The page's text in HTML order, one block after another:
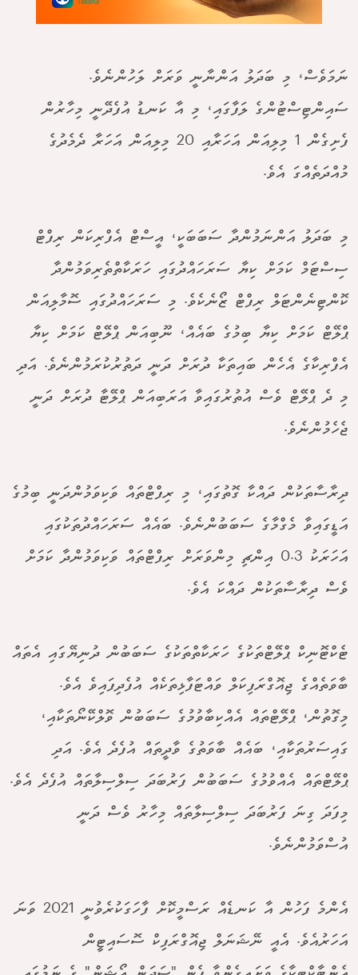
ނަމަވެސް، މި ބަދަލު އަންނާނީ ވަރަށް ލަހުންނެވެ.
ސައިންޓިސްޓުންގެ ލަފާގައި، މި އާ ކަނޑު އުފެދޭނީ މިހާރުން
ފެށިގެން 1 މިލިއަން އަހަރާއި 20 މިލިއަން އަހަރާ ދެމެދުގެ
މުއްދަތެއްގަ އެވެ.
މި ބަދަލު އަންނަމުންދާ ސަބަބަކީ، އީސްޓް އެފްރިކަން ރިފްޓް
ސިސްޓަމް ކަމަށް ކިޔާ ސަރަހައްދުގައި ހަރަކާތްތެރިވަމުންދާ
ކޮންޓިނެންޓަލް ރިފްޓް ޒޯނެކެވެ. މި ސަރަހައްދުގައި ސޮމާލިއަން
ޕްލޭޓް ކަމަށް ކިޔާ ބިމުގެ ބައެއް، ނޫބިއަން ޕްލޭޓް ކަމަށް ކިޔާ
އެފްރިކާގެ އެހެން ބައިތަކާ ދުރަށް ދަނީ ދަތުރުކުރަމުންނެވެ. އަދި
މި ދެ ޕްލޭޓް ވެސް އުތުރުގައިވާ އަރަބިއަން ޕްލޭޓާ ދުރަށް ދަނީ
ޖެހެމުންނެވެ.
ދިރާސާތަކުން ދައްކާ ގޮތުގައި، މި ރިފްޓްތައް ވަކިވަމުންދަނީ ބިމުގެ
އަޑީގައިވާ މެގްމާގެ ސަބަބުންނެވެ. ބައެއް ސަރަހައްދުތަކުގައި
އަހަރަކު 0.3 އިންޗި މިންވަރަށް ރިފްޓްތައް ވަކިވަމުންދާ ކަމަށް
ވެސް ދިރާސާތަކުން ދައްކަ އެވެ.
ޓެކްޓޮނިކް ޕްލޭޓްތަކުގެ ހަރަކާތްތަކުގެ ސަބަބުން ދުނިޔޭގައި އެތައް
ބާވަތެއްގެ ޖިއޮގްރަފިކަލް ވައްޓަފާޅިތަކެއް އުފެދިފައިވެ އެވެ.
މިގޮތުން، ޕްލޭޓްތައް އެއްކިބާވުމުގެ ސަބަބުން ވޮލްކޭނޯތަކާއި،
ގައިސަރުތަކާއި، ބައެއް ބާވަތުގެ ވާދީތައް އުފެދެ އެވެ. އަދި
ޕްލޭޓްތައް އެއްވުމުގެ ސަބަބުން ފަރުބަދަ ސިލްސިލާތައް އުފެދެ އެވެ.
މިފަދަ ގިނަ ފަރުބަދަ ސިލްސިލާތައް މިހާރު ވެސް ދަނީ
އުސްވަމުންނެވެ.
އެންމެ ފަހުން އާ ކަނޑެއް ރަސްމީކޮށް ފާހަގަކުރެވުނީ 2021 ވަނަ
އަހަރުއެވެ. އެއީ ނޭޝަނަލް ޖިއޮގްރަފިކް ސޮސައިޓީން